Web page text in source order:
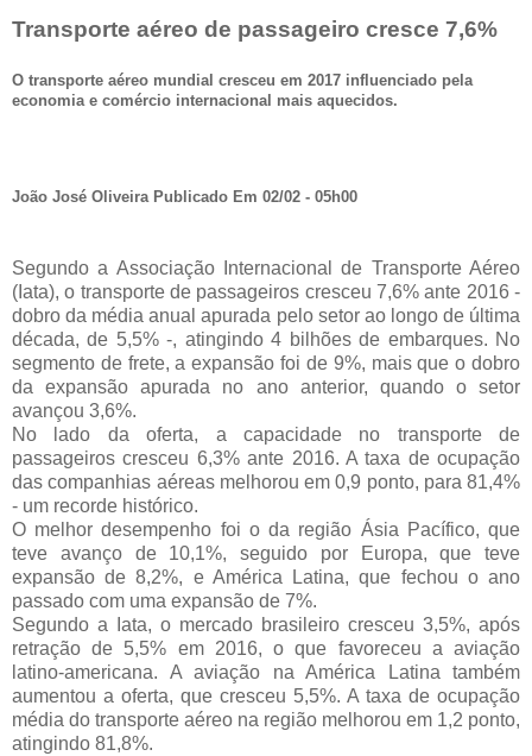
Transporte aéreo de passageiro cresce 7,6%
O transporte aéreo mundial cresceu em 2017 influenciado pela
economia e comércio internacional mais aquecidos.
João José Oliveira Publicado Em 02/02 - 05h00
Segundo a Associação Internacional de Transporte Aéreo
(Iata), o transporte de passageiros cresceu 7,6% ante 2016 -
dobro da média anual apurada pelo setor ao longo de última
década, de 5,5% -, atingindo 4 bilhões de embarques. No
segmento de frete, a expansão foi de 9%, mais que o dobro
da expansão apurada no ano anterior, quando o setor
avançou 3,6%.
No lado da oferta, a capacidade no transporte de
passageiros cresceu 6,3% ante 2016. A taxa de ocupação
das companhias aéreas melhorou em 0,9 ponto, para 81,4%
- um recorde histórico.
O melhor desempenho foi o da região Ásia Pacífico, que
teve avanço de 10,1%, seguido por Europa, que teve
expansão de 8,2%, e América Latina, que fechou o ano
passado com uma expansão de 7%.
Segundo a Iata, o mercado brasileiro cresceu 3,5%, após
retração de 5,5% em 2016, o que favoreceu a aviação
latino-americana. A aviação na América Latina também
aumentou a oferta, que cresceu 5,5%. A taxa de ocupação
média do transporte aéreo na região melhorou em 1,2 ponto,
atingindo 81,8%.